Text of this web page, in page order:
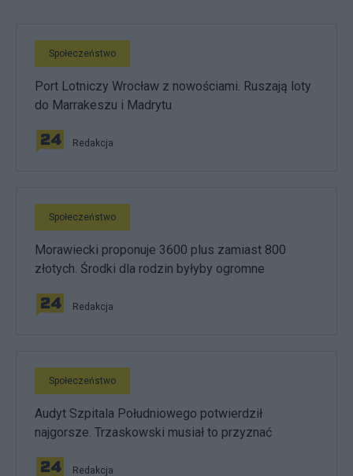
Społeczeństwo
Port Lotniczy Wrocław z nowościami. Ruszają loty
do Marrakeszu i Madrytu
Redakcja
Społeczeństwo
Morawiecki proponuje 3600 plus zamiast 800
złotych. Środki dla rodzin byłyby ogromne
Redakcja
Społeczeństwo
Audyt Szpitala Południowego potwierdził
najgorsze. Trzaskowski musiał to przyznać
Redakcja